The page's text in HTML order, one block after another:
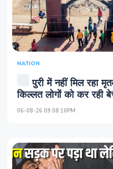
NATION
पुरी में नहीं मिल रहा
किल्‍लत लोगों को कर रही
06-08-26 09:08:10PM